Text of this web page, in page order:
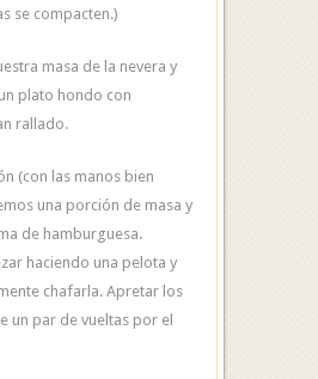
se compacten.)
masa de la nevera y
plato hondo con
rallado.
(con las manos bien
una porción de masa y
de hamburguesa.
haciendo una pelota y
chafarla. Apretar los
un par de vueltas por el